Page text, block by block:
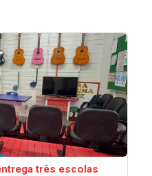
três escolas